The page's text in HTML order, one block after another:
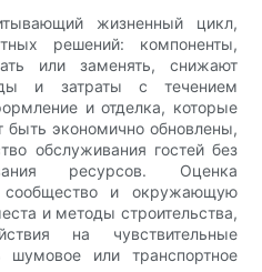
жизненный цикл,
решений: компоненты,
или заменять, снижают
и затраты с течением
и отделка, которые
быть экономично обновлены,
обслуживания гостей без
ресурсов. Оценка
сообщество и окружающую
и методы строительства,
на чувствительные
или транспортное